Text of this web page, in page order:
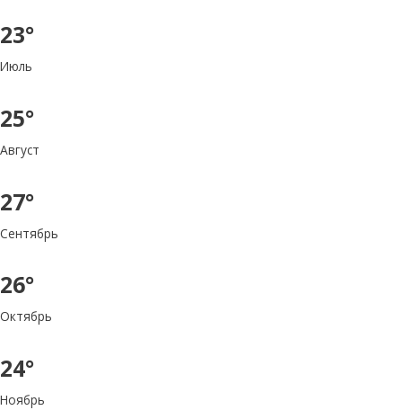
23°
Июль
25°
Август
27°
Сентябрь
26°
Октябрь
24°
Ноябрь